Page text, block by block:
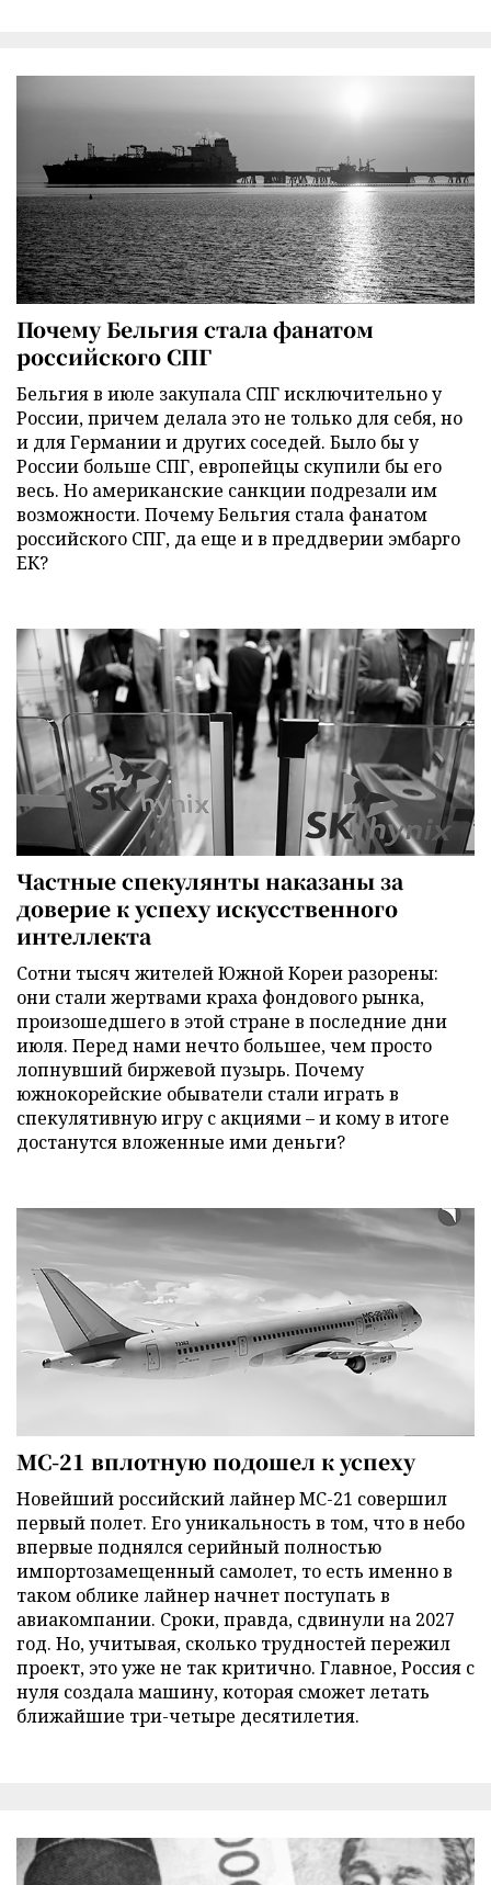
Почему Бельгия стала фанатом
российского СПГ
Бельгия в июле закупала СПГ исключительно у
России, причем делала это не только для себя, но
и для Германии и других соседей. Было бы у
России больше СПГ, европейцы скупили бы его
весь. Но американские санкции подрезали им
возможности. Почему Бельгия стала фанатом
российского СПГ, да еще и в преддверии эмбарго
ЕК?
Частные спекулянты наказаны за
доверие к успеху искусственного
интеллекта
Сотни тысяч жителей Южной Кореи разорены:
они стали жертвами краха фондового рынка,
произошедшего в этой стране в последние дни
июля. Перед нами нечто большее, чем просто
лопнувший биржевой пузырь. Почему
южнокорейские обыватели стали играть в
спекулятивную игру с акциями – и кому в итоге
достанутся вложенные ими деньги?
МС-21 вплотную подошел к успеху
Новейший российский лайнер МС-21 совершил
первый полет. Его уникальность в том, что в небо
впервые поднялся серийный полностью
импортозамещенный самолет, то есть именно в
таком облике лайнер начнет поступать в
авиакомпании. Сроки, правда, сдвинули на 2027
год. Но, учитывая, сколько трудностей пережил
проект, это уже не так критично. Главное, Россия с
нуля создала машину, которая сможет летать
ближайшие три-четыре десятилетия.